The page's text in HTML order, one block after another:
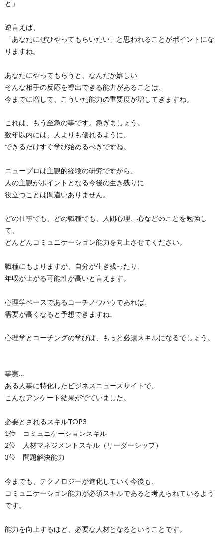
と」
逆言えば、
「あなたにぜひやってもらいたい」と思われることがポイントにな
りますね。
あなたにやってもらうと、なんだか嬉しい
そんな相手の反応を導出できる能力があることは、
今までに増して、こういた能力の重要度が増してきますね。
これは、もう至急の事です。急ぎましょう。
数年以内には、人よりも優れるように、
できるだけすぐ学び始めるべきですね。
ニュープロは主観的経験の研究ですから、
人の主観がポイントとなる今後の生き残りに
役立つことは間違いありません。
どの仕事でも、どの職種でも、人間心理、心などのことを勉強し
て、
どんどんコミュニケーション能力を向上させてください。
職種にもよりますが、自分が生き残ったり、
年収が上がる可能性が高いと言えます。
心理学ベースであるコーチノウハウであれば、
需要が高くなると予想できますね。
心理学とコーチングの学びは、もっと必須スキルになるでしょう。
事実…
ある人事に特化したビジネスニュースサイトで、
こんなアンケート結果がでていました。
必要とされるスキルTOP3
1位 コミュニケーションスキル
2位 人材マネジメントスキル（リーダーシップ）
3位 問題解決能力
今までも、テクノロジーが進化していく今後も、
コミュニケーション能力が必須スキルであると考えられているよう
です。
能力を向上するほど、必要な人材となるということです。